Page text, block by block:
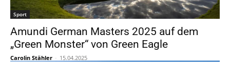
Sport
Amundi German Masters 2025 auf dem
„Green Monster“ von Green Eagle
Carolin Stähler - 15.04.2025